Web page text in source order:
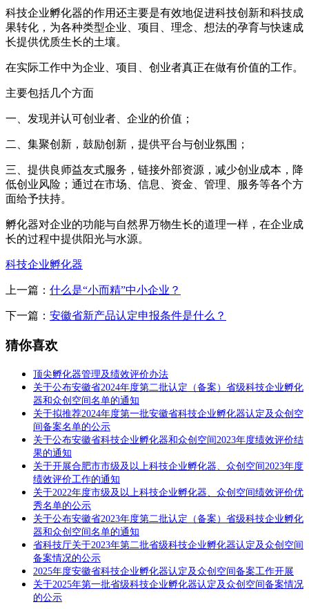
科技企业孵化器的作用还主要是有效地促进科技创新和科技成
果转化，为各种类型企业、项目、理念、想法的孕育与快速成
长提供优质生长的土壤。
在实际工作中为企业、项目、创业者真正在做有价值的工作。
主要包括几个方面
一、发现并认可创业者、企业的价值；
二、集聚创新，鼓励创新，提供平台与创业氛围；
三、提供良师益友式服务，链接外部资源，减少创业成本，降
低创业风险；通过在市场、信息、资金、管理、服务等各个方
面给予扶持。
孵化器对企业的功能与自然界万物生长的道理一样，在企业成
长的过程中提供阳光与水源。
科技企业孵化器
上一篇： 什么是“小而精”中小企业？
下一篇： 安徽省新产品认定申报条件是什么？
猜你喜欢
顶尖孵化器管理及绩效评价办法
关于公布安徽省2024年度第二批认定（备案）省级科技企业孵化
器和众创空间名单的通知
关于拟推荐2024年度第一批安徽省科技企业孵化器认定及众创空
间备案名单的公示
关于公布安徽省科技企业孵化器和众创空间2023年度绩效评价结
果的通知
关于开展合肥市市级及以上科技企业孵化器、众创空间2023年度
绩效评价工作的通知
关于2022年度市级及以上科技企业孵化器、众创空间绩效评价优
秀名单的公示
关于公布安徽省2023年度第二批认定（备案）省级科技企业孵化
器和众创空间名单的通知
省科技厅关于2023年第二批省级科技企业孵化器认定及众创空间
备案情况的公示
2025年度安徽省科技企业孵化器认定及众创空间备案工作开展
关于2025年第一批省级科技企业孵化器认定及众创空间备案情况
的公示